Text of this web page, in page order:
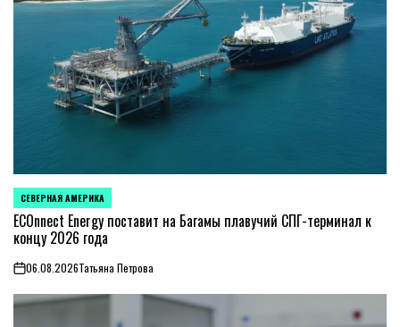
ОПУБЛИКОВАНО
В
СЕВЕРНАЯ АМЕРИКА
ECOnnect Energy поставит на Багамы плавучий СПГ-терминал к
концу 2026 года
on06.08.2026Татьяна Петрова